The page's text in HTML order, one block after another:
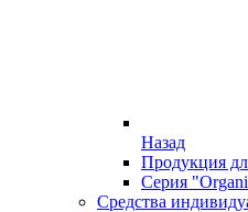
Назад
Продукция
Серия
Средства